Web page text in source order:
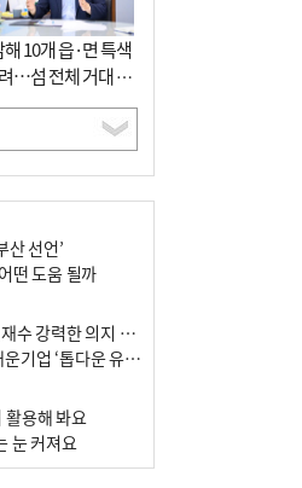
해 10개 읍·면 특색
…섬 전체 거대 정
로 조성”
산 선언’
떤 도움 될까
與가 막은 ‘산은 부산행’…전재수 강력한 의지 표명 없인 공염불
田 “장금상선도 설득중”…해운기업 ‘톱다운 유치전’ 가속
용해 봐요
눈 커져요